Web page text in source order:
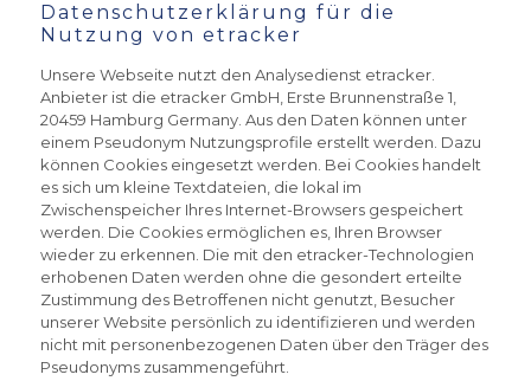
Datenschutzerklärung für die
Nutzung von etracker
Unsere Webseite nutzt den Analysedienst etracker.
Anbieter ist die etracker GmbH, Erste Brunnenstraße 1,
20459 Hamburg Germany. Aus den Daten können unter
einem Pseudonym Nutzungsprofile erstellt werden. Dazu
können Cookies eingesetzt werden. Bei Cookies handelt
es sich um kleine Textdateien, die lokal im
Zwischenspeicher Ihres Internet-Browsers gespeichert
werden. Die Cookies ermöglichen es, Ihren Browser
wieder zu erkennen. Die mit den etracker-Technologien
erhobenen Daten werden ohne die gesondert erteilte
Zustimmung des Betroffenen nicht genutzt, Besucher
unserer Website persönlich zu identifizieren und werden
nicht mit personenbezogenen Daten über den Träger des
Pseudonyms zusammengeführt.